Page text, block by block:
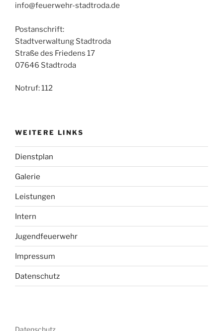
info@feuerwehr-stadtroda.de
Postanschrift:
Stadtverwaltung Stadtroda
Straße des Friedens 17
07646 Stadtroda
Notruf: 112
WEITERE LINKS
Dienstplan
Galerie
Leistungen
Intern
Jugendfeuerwehr
Impressum
Datenschutz